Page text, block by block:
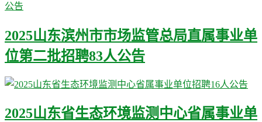
2025山东滨州市市场监管总局直属事业单
位第二批招聘83人公告
2025山东省生态环境监测中心省属事业单